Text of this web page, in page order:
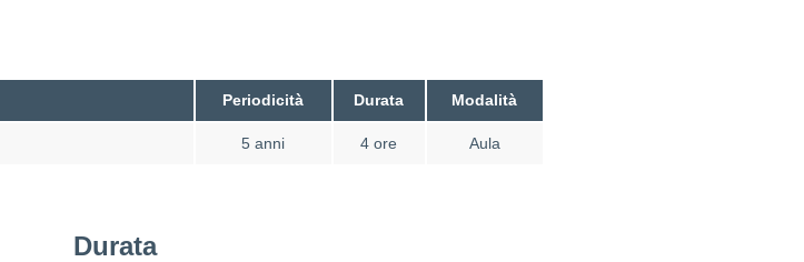
Periodicità Durata Modalità
5 anni 4 ore Aula
Durata